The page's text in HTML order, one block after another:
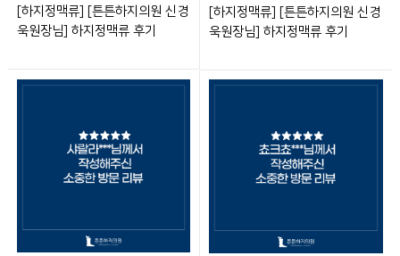
[하지정맥류] [튼튼하지의원 신경
욱원장님] 하지정맥류 후기
[하지정맥류] [튼튼하지의원 신경
욱원장님] 하지정맥류 후기